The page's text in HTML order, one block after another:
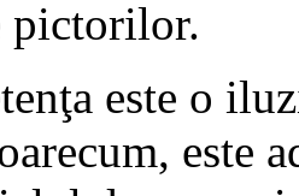
pictorilor.
este o
este